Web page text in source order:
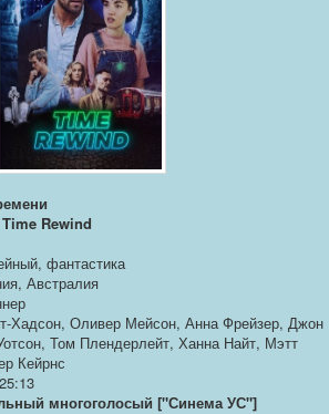
Time Rewind
фантастика
Австралия
Хадсон, Оливер Мейсон, Анна Фрейзер, Джон
Том Плендерлейт, Ханна Найт, Мэтт
Кейрнс
многоголосый ["Синема УС"]